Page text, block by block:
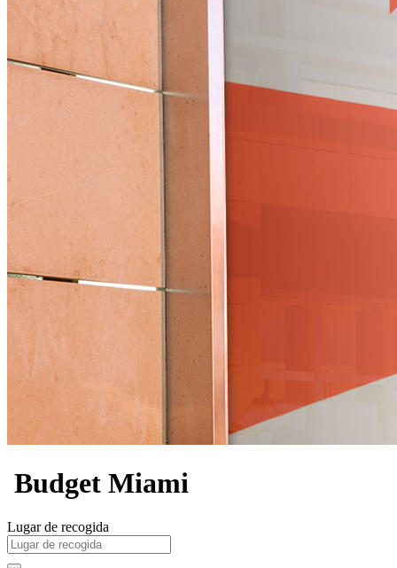
Budget Miami
Lugar de recogida